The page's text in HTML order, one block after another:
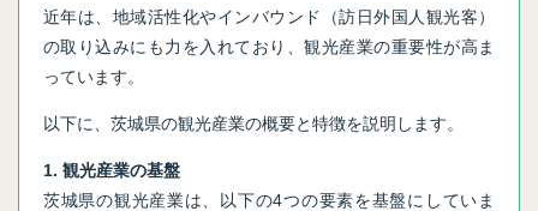
近年は、地域活性化やインバウンド（訪日外国人観光客）
の取り込みにも力を入れており、観光産業の重要性が高ま
っています。
以下に、茨城県の観光産業の概要と特徴を説明します。
1. 観光産業の基盤
茨城県の観光産業は、以下の4つの要素を基盤にしていま